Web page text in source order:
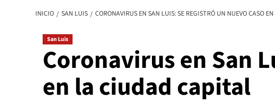
INICIO SAN LUIS CORONAVIRUS EN SAN LUIS: SE REGISTRÓ UN NUEVO CASO
San Luis
Coronavirus en San
en la ciudad capital